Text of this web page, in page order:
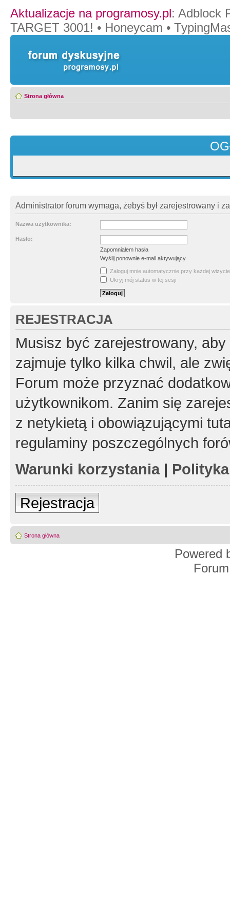
Aktualizacje na programosy.pl: Adblock
TARGET 3001! • Honeycam •
Strona główna
Administrator forum wymaga, żebyś był zarejestrowany i
Nazwa użytkownika:
Hasło:
Zapomniałem hasła
Wyślij ponownie e-mail aktywujący
Zaloguj mnie automatycznie przy każdej wizycie
Ukryj mój status w tej sesji
REJESTRACJA
Musisz być zarejestrowany,
zajmuje tylko kilka chwil, ale
Forum może przyznać
użytkownikom. Zanim się
z netykietą i obowiązującymi
regulaminy poszczególnych
Warunki korzystania|
Rejestracja
Strona główna
Powered